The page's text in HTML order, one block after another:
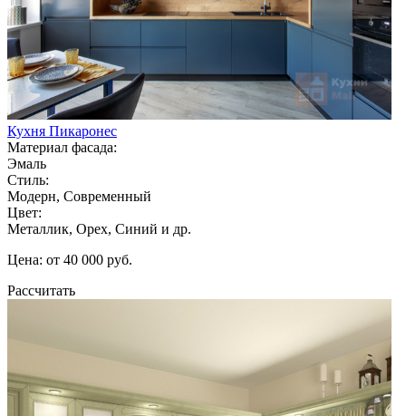
Кухня Пикаронес
Материал фасада:
Эмаль
Стиль:
Модерн, Современный
Цвет:
Металлик, Орех, Синий и др.
Цена: от 40 000 руб.
Рассчитать